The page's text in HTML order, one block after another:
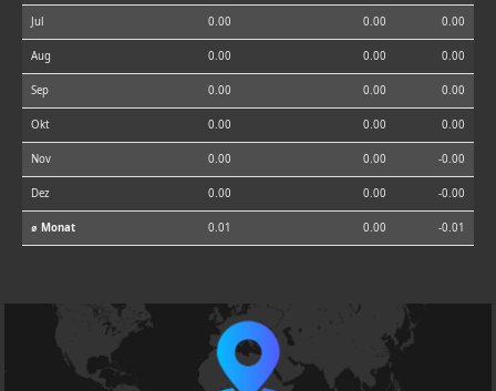
Jul 0.00 0.00 0.00
Aug 0.00 0.00 0.00
Sep 0.00 0.00 0.00
Okt 0.00 0.00 0.00
Nov 0.00 0.00 -0.00
Dez 0.00 0.00 -0.00
⌀ Monat 0.01 0.00 -0.01